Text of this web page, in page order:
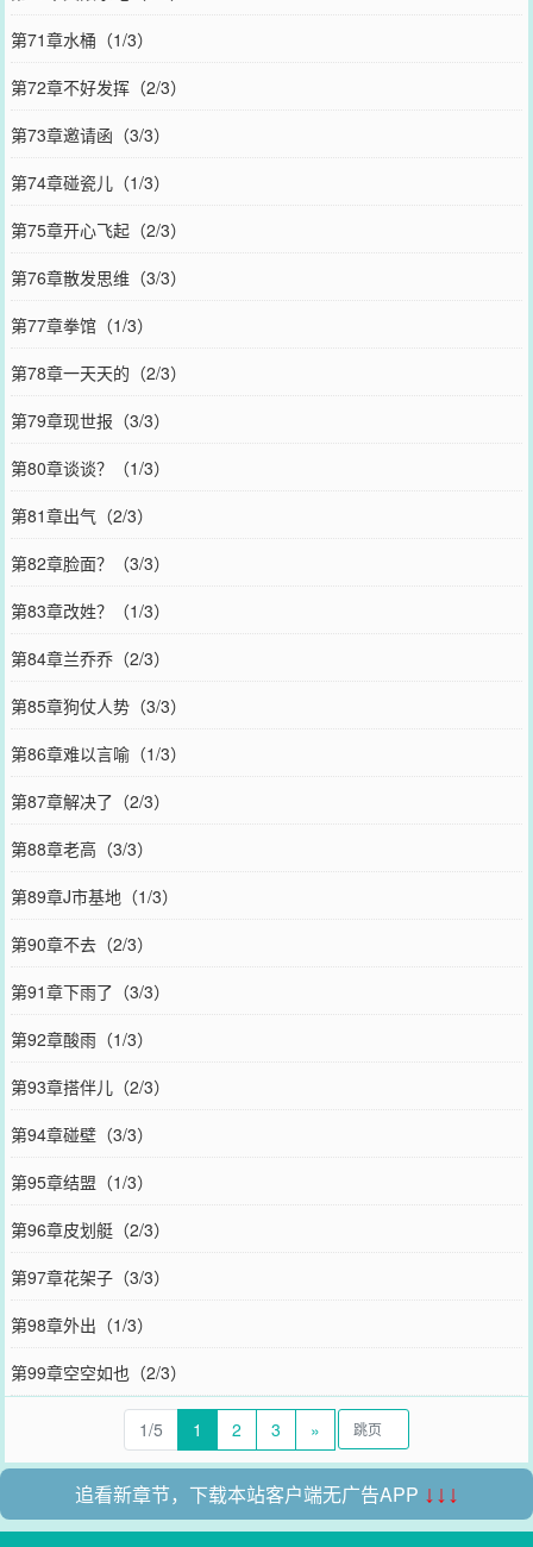
第71章水桶（1/3）
第72章不好发挥（2/3）
第73章邀请函（3/3）
第74章碰瓷儿（1/3）
第75章开心飞起（2/3）
第76章散发思维（3/3）
第77章拳馆（1/3）
第78章一天天的（2/3）
第79章现世报（3/3）
第80章谈谈？（1/3）
第81章出气（2/3）
第82章脸面？（3/3）
第83章改姓？（1/3）
第84章兰乔乔（2/3）
第85章狗仗人势（3/3）
第86章难以言喻（1/3）
第87章解决了（2/3）
第88章老高（3/3）
第89章J市基地（1/3）
第90章不去（2/3）
第91章下雨了（3/3）
第92章酸雨（1/3）
第93章搭伴儿（2/3）
第94章碰壁（3/3）
第95章结盟（1/3）
第96章皮划艇（2/3）
第97章花架子（3/3）
第98章外出（1/3）
第99章空空如也（2/3）
1/5 1 2 3 »
追看新章节，下载本站客户端无广告APP ↓↓↓